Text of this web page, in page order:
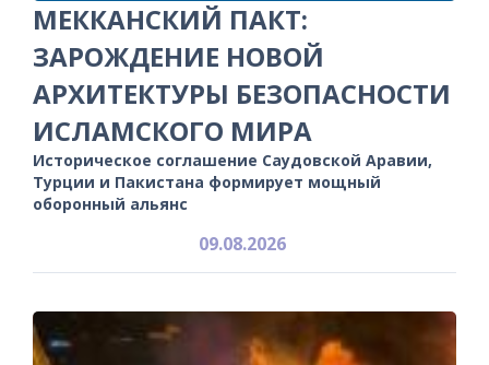
МЕККАНСКИЙ ПАКТ:
ЗАРОЖДЕНИЕ НОВОЙ
АРХИТЕКТУРЫ БЕЗОПАСНОСТИ
ИСЛАМСКОГО МИРА
Историческое соглашение Саудовской Аравии,
Турции и Пакистана формирует мощный
оборонный альянс
09.08.2026